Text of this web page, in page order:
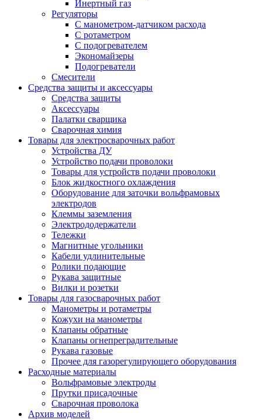
Инертный газ
Регуляторы
С манометром-датчиком расхода
С ротаметром
С подогревателем
Экономайзеры
Подогреватели
Смесители
Средства защиты и аксессуары
Средства защиты
Аксессуары
Палатки сварщика
Сварочная химия
Товары для электросварочных работ
Устройства ДУ
Устройство подачи проволоки
Товары для устройств подачи проволоки
Блок жидкостного охлаждения
Оборудование для заточки вольфрамовых
электродов
Клеммы заземления
Электрододержатели
Тележки
Магнитные угольники
Кабели удлинительные
Ролики подающие
Рукава защитные
Вилки и розетки
Товары для газосварочных работ
Манометры и ротаметры
Кожухи на манометры
Клапаны обратные
Клапаны огнепреградительные
Рукава газовые
Прочее для газорегулирующего оборудования
Расходные материалы
Вольфрамовые электроды
Прутки присадочные
Сварочная проволока
Архив моделей